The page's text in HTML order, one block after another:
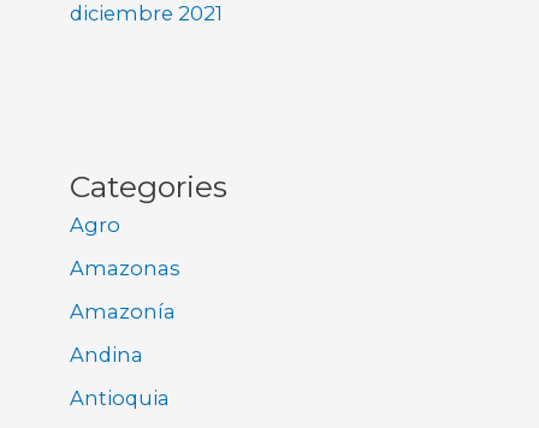
diciembre 2021
Categories
Agro
Amazonas
Amazonía
Andina
Antioquia